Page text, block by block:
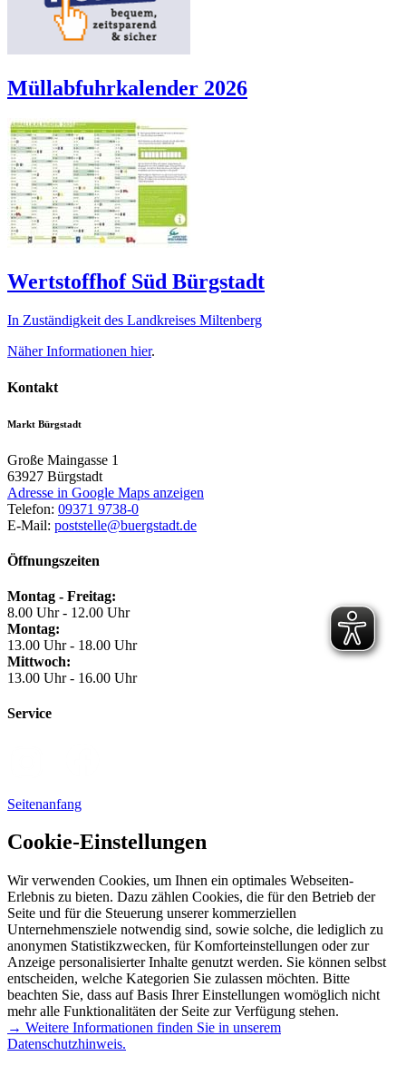
Müllabfuhrkalender 2026
Wertstoffhof Süd Bürgstadt
In Zuständigkeit des Landkreises Miltenberg
Näher Informationen hier.
Kontakt
Markt Bürgstadt
Große Maingasse 1
63927 Bürgstadt
Adresse in Google Maps anzeigen
Telefon: 09371 9738-0
E-Mail: poststelle@buergstadt.de
Öffnungszeiten
Montag - Freitag:
8.00 Uhr - 12.00 Uhr
Montag:
13.00 Uhr - 18.00 Uhr
Mittwoch:
13.00 Uhr - 16.00 Uhr
Service
Seitenanfang
Cookie-Einstellungen
Wir verwenden Cookies, um Ihnen ein optimales Webseiten-
Erlebnis zu bieten. Dazu zählen Cookies, die für den Betrieb der
Seite und für die Steuerung unserer kommerziellen
Unternehmensziele notwendig sind, sowie solche, die lediglich zu
anonymen Statistikzwecken, für Komforteinstellungen oder zur
Anzeige personalisierter Inhalte genutzt werden. Sie können selbst
entscheiden, welche Kategorien Sie zulassen möchten. Bitte
beachten Sie, dass auf Basis Ihrer Einstellungen womöglich nicht
mehr alle Funktionalitäten der Seite zur Verfügung stehen.
→ Weitere Informationen finden Sie in unserem
Datenschutzhinweis.